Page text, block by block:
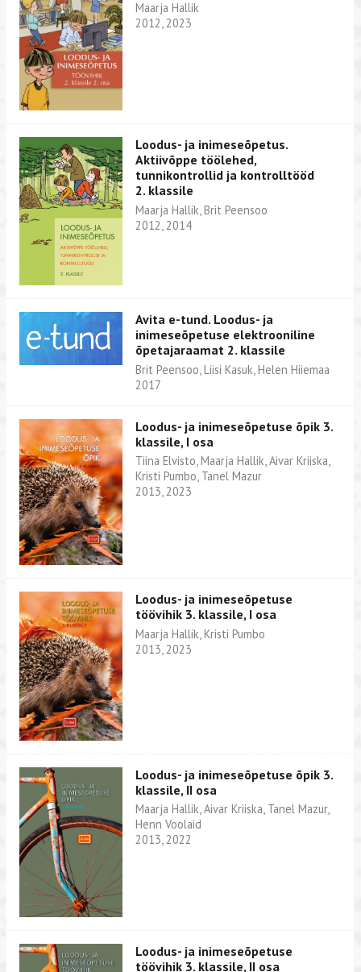
Maarja Hallik
2012, 2023
Loodus- ja inimeseõpetus.
Aktiivõppe töölehed,
tunnikontrollid ja kontrolltööd
2. klassile
Maarja Hallik, Brit Peensoo
2012, 2014
Avita e-tund. Loodus- ja
inimeseõpetuse elektrooniline
õpetajaraamat 2. klassile
Brit Peensoo, Liisi Kasuk, Helen Hiiemaa
2017
Loodus- ja inimeseõpetuse õpik 3.
klassile, I osa
Tiina Elvisto, Maarja Hallik, Aivar Kriiska,
Kristi Pumbo, Tanel Mazur
2013, 2023
Loodus- ja inimeseõpetuse
töövihik 3. klassile, I osa
Maarja Hallik, Kristi Pumbo
2013, 2023
Loodus- ja inimeseõpetuse õpik 3.
klassile, II osa
Maarja Hallik, Aivar Kriiska, Tanel Mazur,
Henn Voolaid
2013, 2022
Loodus- ja inimeseõpetuse
töövihik 3. klassile, II osa